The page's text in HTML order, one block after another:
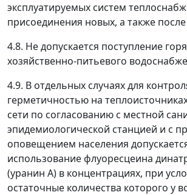
эксплуатируемых систем
присоединения новых, а также
4.8. Не допускается поступление
хозяйственно-питьевого
4.9. В отдельных случаях для
герметичностью на
сети по согласованию с местной
эпидемиологической станцией и с
оповещением населения
использование флуоресцеина
(уранин А) в концентрациях, при
остаточные количества которого у